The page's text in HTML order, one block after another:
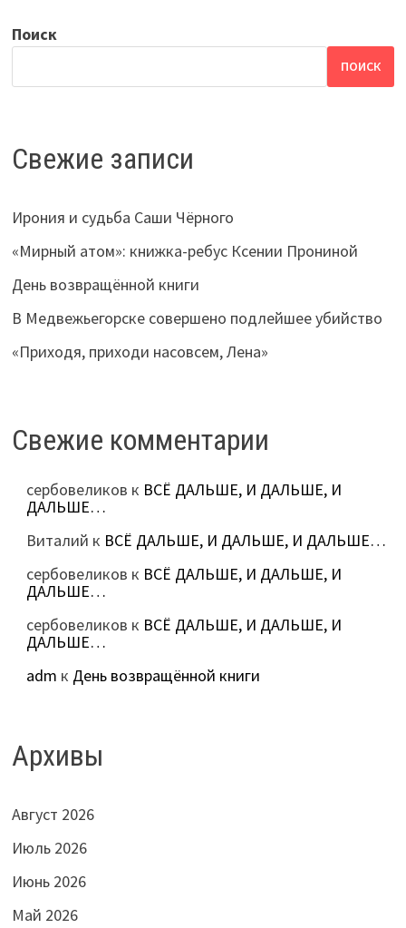
Поиск
ПОИСК
Свежие записи
Ирония и судьба Саши Чёрного
«Мирный атом»: книжка-ребус Ксении Прониной
День возвращённой книги
В Медвежьегорске совершено подлейшее убийство
«Приходя, приходи насовсем, Лена»
Свежие комментарии
сербовеликов к ВСЁ ДАЛЬШЕ, И ДАЛЬШЕ, И
ДАЛЬШЕ…
Виталий к ВСЁ ДАЛЬШЕ, И ДАЛЬШЕ, И ДАЛЬШЕ…
сербовеликов к ВСЁ ДАЛЬШЕ, И ДАЛЬШЕ, И
ДАЛЬШЕ…
сербовеликов к ВСЁ ДАЛЬШЕ, И ДАЛЬШЕ, И
ДАЛЬШЕ…
adm к День возвращённой книги
Архивы
Август 2026
Июль 2026
Июнь 2026
Май 2026